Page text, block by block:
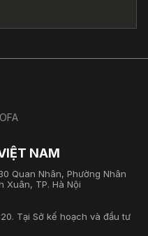
NAM
Quan Nhân, Phường Nhân
Xuân, TP. Hà Nội
Tại Sở kế hoạch và đầu tư